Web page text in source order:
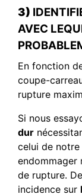
3)
AVEC
En fonction
coupe-
rupture
Si nous
dur
celui de
endommager
de rupture.
incidence sur